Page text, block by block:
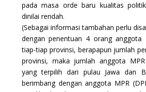
pada masa orde baru kualitas
dinilai rendah.
(Sebagai informasi tambahan perlu
dengan penentuan 4 orang anggota
tiap-tiap provinsi, berapapun jumlah
provinsi, maka jumlah anggota
yang terpilih dari pulau Jawa dan
berimbang dengan anggota MPR